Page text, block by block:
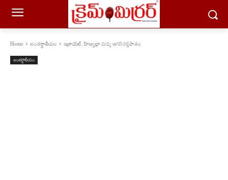
Home అంతర్జాతీయం ఇజ్రాయెల్, హిజ్బుల్లా మధ్య ఆగని రక్తపాతం
అంతర్జాతీయం